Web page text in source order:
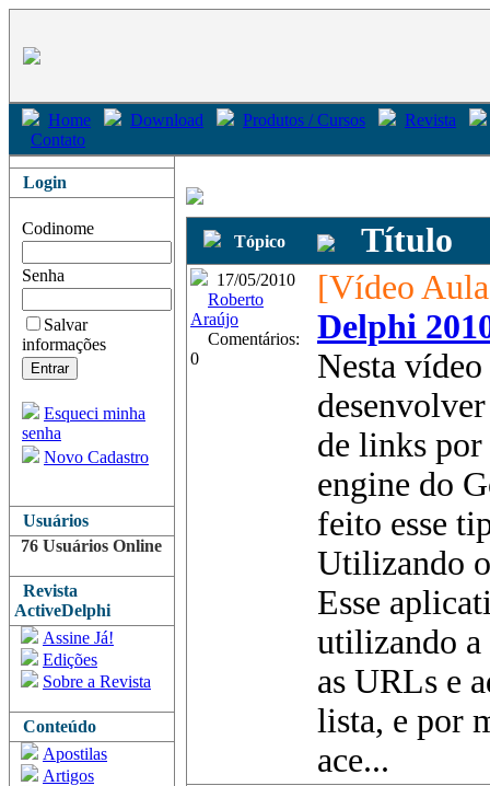
Home Download Produtos / Cursos
Revista
Contato
Login
Codinome
Senha
Salvar
informações
Esqueci minha
senha
Novo Cadastro
Usuários
76 Usuários Online
Revista
ActiveDelphi
Assine Já!
Edições
Sobre a Revista
Conteúdo
Apostilas
Artigos
Tópico Título
17/05/2010
Roberto
Araújo
Comentários:
0
[Vídeo
Delphi
Nesta
de links
engine do
feito esse
Utilizando
Esse
utilizando a
as URLs e
lista, e por
ace...